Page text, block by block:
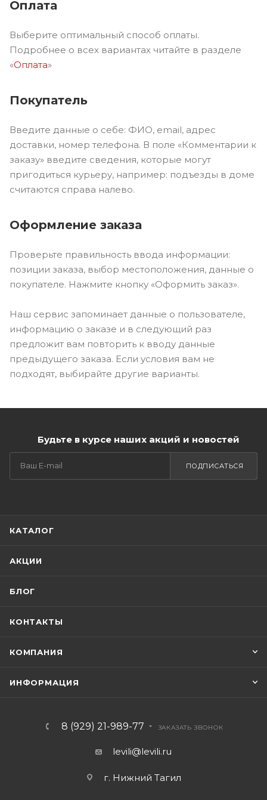
Оплата
Выберите оптимальный способ оплаты.
Подробнее о всех вариантах читайте в разделе
«Оплата»
Покупатель
Введите данные о себе: ФИО, email, адрес
доставки, номер телефона. В поле «Комментарии к
заказу» введите сведения, которые могут
пригодиться курьеру, например: подъезды в доме
считаются справа налево.
Оформление заказа
Проверьте правильность ввода информации:
позиции заказа, выбор местоположения, данные о
покупателе. Нажмите кнопку «Оформить заказ».
Наш сервис запоминает данные о пользователе,
информацию о заказе и в следующий раз
предложит вам повторить к вводу данные
предыдущего заказа. Если условия вам не
подходят, выбирайте другие варианты.
Будьте в курсе наших акций и новостей
ПОДПИСАТЬСЯ
КАТАЛОГ
АКЦИИ
БЛОГ
КОНТАКТЫ
КОМПАНИЯ
ИНФОРМАЦИЯ
8 (929) 21-989-77 ЗАКАЗАТЬ ЗВОНОК
levili@levili.ru
г. Нижний Тагил